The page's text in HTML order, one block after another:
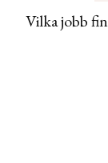
Vilka jobb